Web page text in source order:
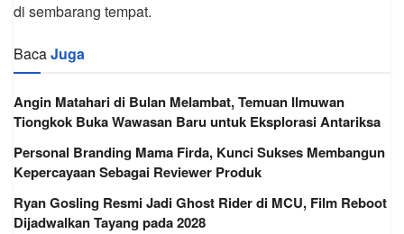
di sembarang tempat.
BacaJuga
Angin Matahari di Bulan Melambat, Temuan Ilmuwan
Tiongkok Buka Wawasan Baru untuk Eksplorasi Antariksa
Personal Branding Mama Firda, Kunci Sukses Membangun
Kepercayaan Sebagai Reviewer Produk
Ryan Gosling Resmi Jadi Ghost Rider di MCU, Film Reboot
Dijadwalkan Tayang pada 2028